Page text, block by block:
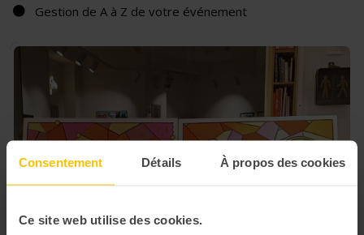
Consentement Détails À propos des cookies
Ce site web utilise des cookies.
Gestion de A à Z de votre événement